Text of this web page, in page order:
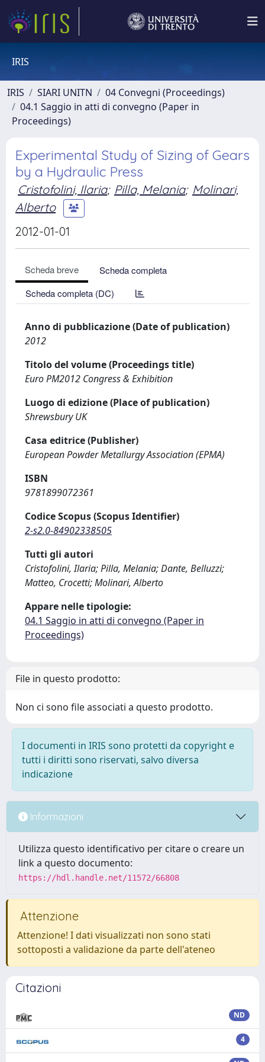
IRIS
IRIS SIARI UNITN
04 Convegni (Proceedings)
04.1 Saggio in atti di convegno (Paper in
Proceedings)
Experimental Study of Sizing of Gears
by a Hydraulic Press
Cristofolini, Ilaria; Pilla, Melania; Molinari,
Alberto
2012-01-01
Scheda breve
Scheda completa
Scheda completa (DC)
Anno di pubblicazione (Date of publication)
2012
Titolo del volume (Proceedings title)
Euro PM2012 Congress & Exhibition
Luogo di edizione (Place of publication)
Shrewsbury UK
Casa editrice (Publisher)
European Powder Metallurgy Association (EPMA)
ISBN
9781899072361
Codice Scopus (Scopus Identifier)
2-s2.0-84902338505
Tutti gli autori
Cristofolini, Ilaria; Pilla, Melania; Dante, Belluzzi;
Matteo, Crocetti; Molinari, Alberto
Appare nelle tipologie:
04.1 Saggio in atti di convegno (Paper in
Proceedings)
File in questo prodotto:
Non ci sono file associati a questo prodotto.
I documenti in IRIS sono protetti da copyright e
tutti i diritti sono riservati, salvo diversa
indicazione
Informazioni
Utilizza questo identificativo per citare o creare un
link a questo documento:
https://hdl.handle.net/11572/66808
Attenzione
Attenzione! I dati visualizzati non sono stati
sottoposti a validazione da parte dell'ateneo
Citazioni
ND
4